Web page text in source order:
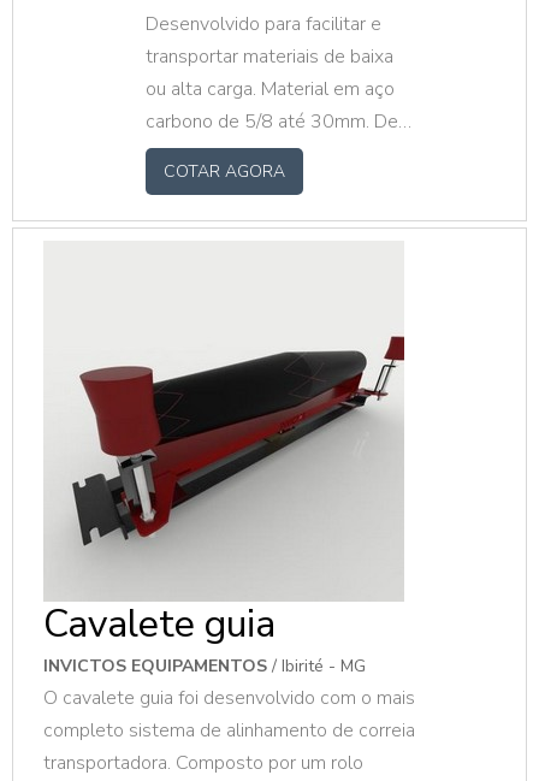
Desenvolvido para facilitar e
transportar materiais de baixa
ou alta carga. Material em aço
carbono de 5/8 até 30mm. De
10kg até 300kg
COTAR AGORA
Cavalete guia
INVICTOS EQUIPAMENTOS / Ibirité - MG
O cavalete guia foi desenvolvido com o mais
completo sistema de alinhamento de correia
transportadora. Composto por um rolo